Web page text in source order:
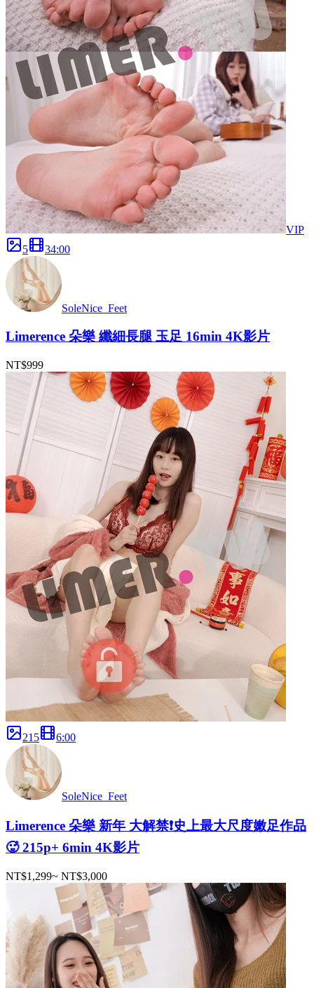
VIP
5
34:00
SoleNice_Feet
Limerence 朵樂 纖細長腿 玉足 16min 4K影片
NT$999
215 6:00
SoleNice_Feet
Limerence 朵樂 新年 大解禁❗️史上最大尺度嫩足作品
🥵 215p+ 6min 4K影片
NT$1,299~ NT$3,000